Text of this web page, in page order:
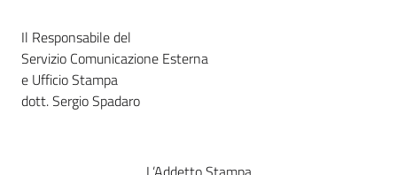
Il Responsabile del
Servizio Comunicazione Esterna
e Ufficio Stampa
dott. Sergio Spadaro